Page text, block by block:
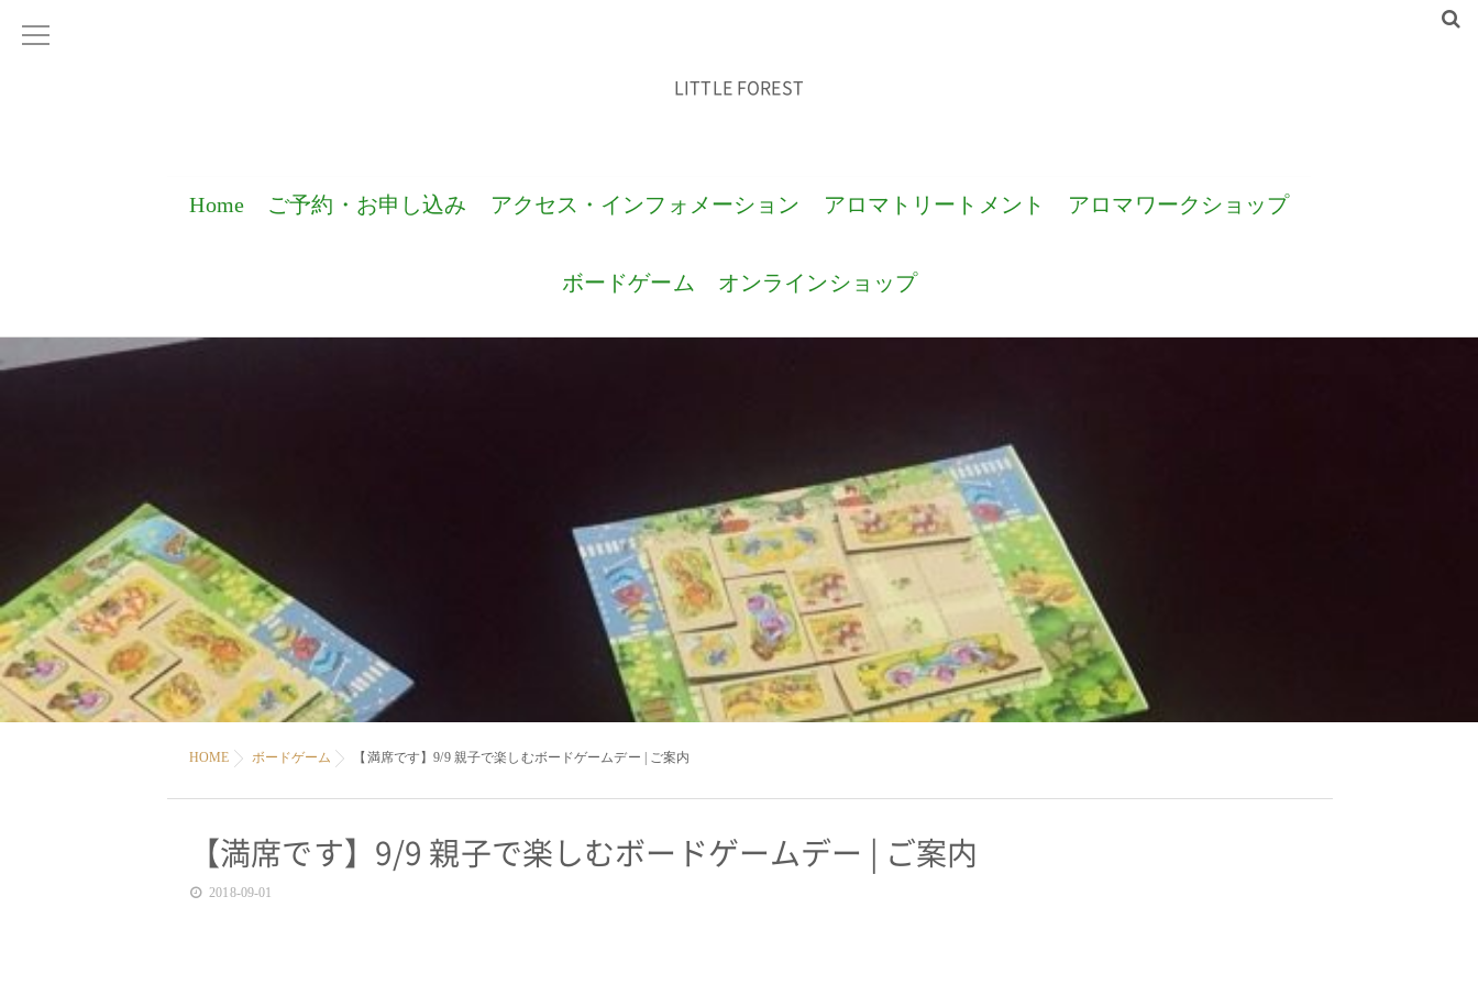
LITTLE FOREST
Home ご予約・お申し込み アクセス・インフォメーション アロマトリートメント アロマワークショップ
ボードゲーム オンラインショップ
HOME ボードゲーム 【満席です】9/9 親子で楽しむボードゲームデー | ご案内
【満席です】9/9 親子で楽しむボードゲームデー | ご案内
2018-09-01